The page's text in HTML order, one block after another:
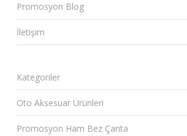
Promosyon Blog
İletişim
Kategoriler
Oto Aksesuar Ürünleri
Promosyon Ham Bez Çanta